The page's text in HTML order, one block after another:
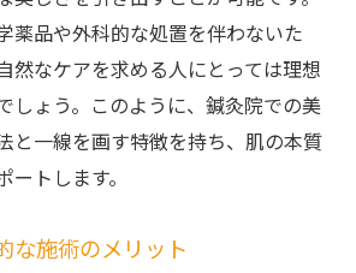
薬品や外科的な処置を伴わないた
然なケアを求める人にとっては理想
しょう。このように、鍼灸院での美
と一線を画す特徴を持ち、肌の本質
トします。
な施術のメリット